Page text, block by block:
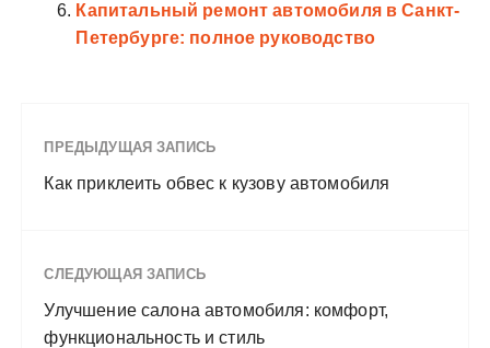
Капитальный ремонт автомобиля в Санкт-
Петербурге: полное руководство
ПРЕДЫДУЩАЯ ЗАПИСЬ
Как приклеить обвес к кузову автомобиля
СЛЕДУЮЩАЯ ЗАПИСЬ
Улучшение салона автомобиля: комфорт,
функциональность и стиль